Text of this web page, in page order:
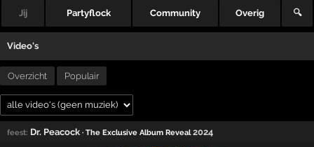
Jij Partyflock Community Overig 🔍
Video's
Overzicht Populair
feest: Dr. Peacock · The Exclusive Album Reveal 2024